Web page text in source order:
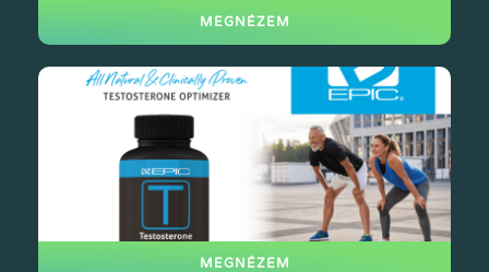
MEGNÉZEM
MEGNÉZEM